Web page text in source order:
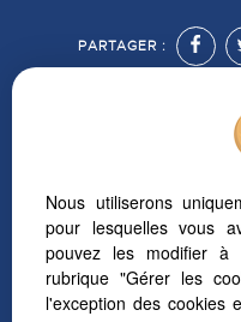
PARTAGER :
Afin de vous
depuis votre
notre site
Nous utiliserons
pour lesquelles vous
pouvez les modifier à
rubrique "Gérer les
l'exception des cookies